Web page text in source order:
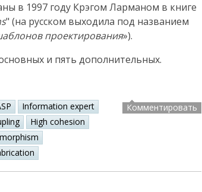
в 1997 году Крэгом Ларманом в книге
" (на русском выходила под названием
проектирования»).
и пять дополнительных.
Information expert
High cohesion
Комментировать